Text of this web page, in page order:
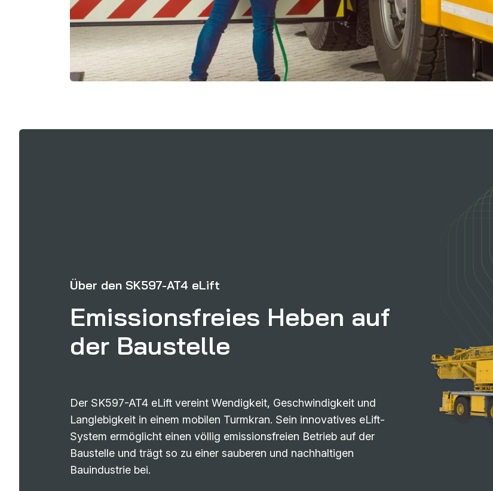
Über den SK597-AT4 eLift
Emissionsfreies Heben auf
der Baustelle
Der SK597-AT4 eLift vereint Wendigkeit, Geschwindigkeit und
Langlebigkeit in einem mobilen Turmkran. Sein innovatives eLift-
System ermöglicht einen völlig emissionsfreien Betrieb auf der
Baustelle und trägt so zu einer sauberen und nachhaltigen
Bauindustrie bei.